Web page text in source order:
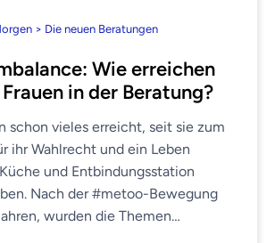
> Die neuen Beratungen
Wie erreichen
in der Beratung?
schon vieles erreicht, seit sie zum
ihr Wahlrecht und ein Leben
und Entbindungsstation
Nach der #metoo-Bewegung
wurden die Themen